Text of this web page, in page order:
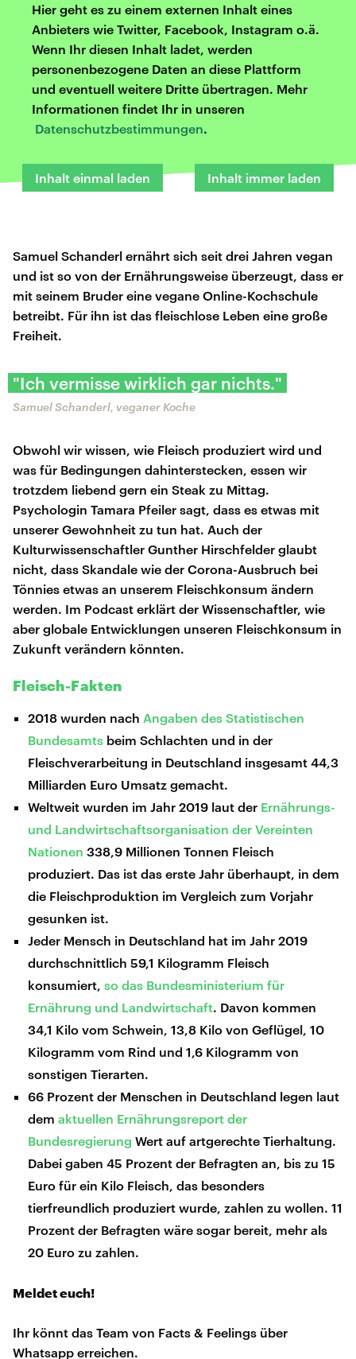
Hier geht es zu einem externen Inhalt eines
Anbieters wie Twitter, Facebook, Instagram o.ä.
Wenn Ihr diesen Inhalt ladet, werden
personenbezogene Daten an diese Plattform
und eventuell weitere Dritte übertragen. Mehr
Informationen findet Ihr in unseren
Datenschutzbestimmungen.
Inhalt einmal laden Inhalt immer laden
Samuel Schanderl ernährt sich seit drei Jahren vegan
und ist so von der Ernährungsweise überzeugt, dass er
mit seinem Bruder eine vegane Online-Kochschule
betreibt. Für ihn ist das fleischlose Leben eine große
Freiheit.
"Ich vermisse wirklich gar nichts."
Samuel Schanderl, veganer Koche
Obwohl wir wissen, wie Fleisch produziert wird und
was für Bedingungen dahinterstecken, essen wir
trotzdem liebend gern ein Steak zu Mittag.
Psychologin Tamara Pfeiler sagt, dass es etwas mit
unserer Gewohnheit zu tun hat. Auch der
Kulturwissenschaftler Gunther Hirschfelder glaubt
nicht, dass Skandale wie der Corona-Ausbruch bei
Tönnies etwas an unserem Fleischkonsum ändern
werden. Im Podcast erklärt der Wissenschaftler, wie
aber globale Entwicklungen unseren Fleischkonsum in
Zukunft verändern könnten.
Fleisch-Fakten
2018 wurden nach Angaben des Statistischen
Bundesamts beim Schlachten und in der
Fleischverarbeitung in Deutschland insgesamt 44,3
Milliarden Euro Umsatz gemacht.
Weltweit wurden im Jahr 2019 laut der Ernährungs-
und Landwirtschaftsorganisation der Vereinten
Nationen 338,9 Millionen Tonnen Fleisch
produziert. Das ist das erste Jahr überhaupt, in dem
die Fleischproduktion im Vergleich zum Vorjahr
gesunken ist.
Jeder Mensch in Deutschland hat im Jahr 2019
durchschnittlich 59,1 Kilogramm Fleisch
konsumiert,so das Bundesministerium für
Ernährung und Landwirtschaft. Davon kommen
34,1 Kilo vom Schwein, 13,8 Kilo von Geflügel, 10
Kilogramm vom Rind und 1,6 Kilogramm von
sonstigen Tierarten.
66 Prozent der Menschen in Deutschland legen laut
demaktuellen Ernährungsreport der
Bundesregierung Wert auf artgerechte Tierhaltung.
Dabei gaben 45 Prozent der Befragten an, bis zu 15
Euro für ein Kilo Fleisch, das besonders
tierfreundlich produziert wurde, zahlen zu wollen. 11
Prozent der Befragten wäre sogar bereit, mehr als
20 Euro zu zahlen.
Meldet euch!
Ihr könnt das Team von Facts & Feelings über
Whatsapp erreichen.